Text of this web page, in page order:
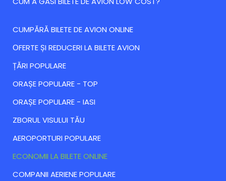
CUMPĂRĂ BILETE DE AVION ONLINE
ОFERTE ȘI REDUCERI LA BILETE AVION
ȚĂRI POPULARE
ORAȘE POPULARE - TOP
ORAȘE POPULARE - IASI
ZBORUL VISULUI TĂU
AEROPORTURI POPULARE
ECONOMII LA BILETE ONLINE
COMPANII AERIENE POPULARE